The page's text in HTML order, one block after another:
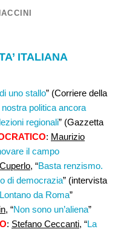
ITALIANA
uno stallo” (Corriere della
nostra politica ancora
regionali” (Gazzetta
: Maurizio
il campo
“Basta renzismo.
di democrazia” (intervista
Lontano da Roma”
“Non sono un’aliena”
: Stefano Ceccanti, “La